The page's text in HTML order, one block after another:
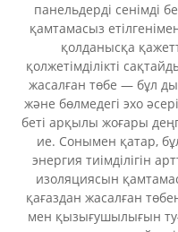
панельдерді сенімді
қамтамасыз
қолданысқа
қолжетімділікті
жасалған төбе — бұл
және бөлмедегі эхо
беті арқылы жоғары
ие. Сонымен қатар,
энергия тиімділігін
изоляциясын
қағаздан жасалған
мен қызығушылығын